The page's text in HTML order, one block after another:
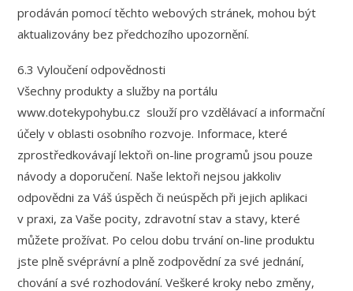
prodáván pomocí těchto webových stránek, mohou být
aktualizovány bez předchozího upozornění.
6.3 Vyloučení odpovědnosti
Všechny produkty a služby na portálu
www.dotekypohybu.cz slouží pro vzdělávací a informační
účely v oblasti osobního rozvoje. Informace, které
zprostředkovávají lektoři on-line programů jsou pouze
návody a doporučení. Naše lektoři nejsou jakkoliv
odpovědni za Váš úspěch či neúspěch při jejich aplikaci
v praxi, za Vaše pocity, zdravotní stav a stavy, které
můžete prožívat. Po celou dobu trvání on-line produktu
jste plně svéprávní a plně zodpovědní za své jednání,
chování a své rozhodování. Veškeré kroky nebo změny,